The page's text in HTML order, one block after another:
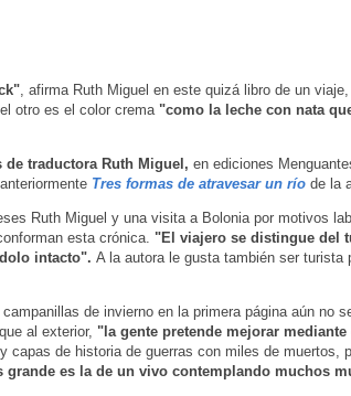
, afirma Ruth Miguel en este quizá libro de un
otro es el color crema "como la leche con nata
de traductora Ruth Miguel, en ediciones
Tres formas de atravesar un río de la
Ruth Miguel y una visita a Bolonia por motivos
esta crónica. "El viajero se distingue del
intacto". A la autora le gusta también ser turista
de invierno en la primera página aún no
al exterior, "la gente pretende mejorar
capas de historia de guerras con miles de muertos,
grande es la de un vivo contemplando muchos